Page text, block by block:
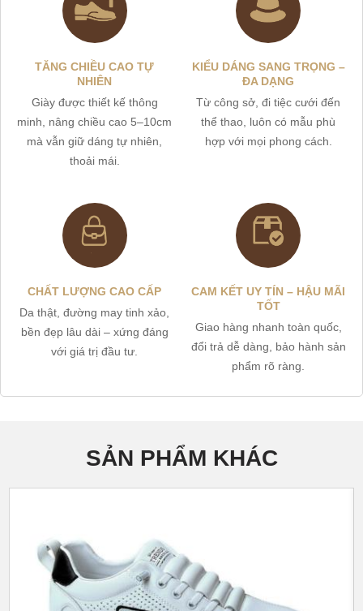
TĂNG CHIỀU CAO TỰ
NHIÊN
Giày được thiết kế thông
minh, nâng chiều cao 5–10cm
mà vẫn giữ dáng tự nhiên,
thoải mái.
KIỂU DÁNG SANG TRỌNG –
ĐA DẠNG
Từ công sở, đi tiệc cưới đến
thể thao, luôn có mẫu phù
hợp với mọi phong cách.
CHẤT LƯỢNG CAO CẤP
Da thật, đường may tinh xảo,
bền đẹp lâu dài – xứng đáng
với giá trị đầu tư.
CAM KẾT UY TÍN – HẬU MÃI
TỐT
Giao hàng nhanh toàn quốc,
đổi trả dễ dàng, bảo hành sản
phẩm rõ ràng.
SẢN PHẨM KHÁC